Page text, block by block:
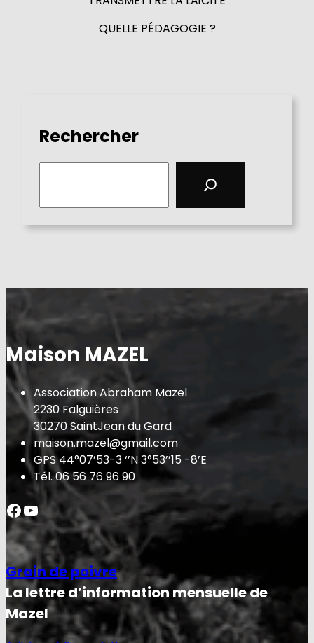
QUELLE PÉDAGOGIE ?
Rechercher
Maison MAZEL
Association Abraham Mazel
2230 Falguières
30270 SaintJean du Gard
maison.mazel@gmail.com
GPS 44°07’53-3 ‘’N 3°53’’15 -8’E
Tél. 06 56 76 96 90
Facebook YouTube
Grain de poivre
La lettre d’information mensuelle de
Mazel